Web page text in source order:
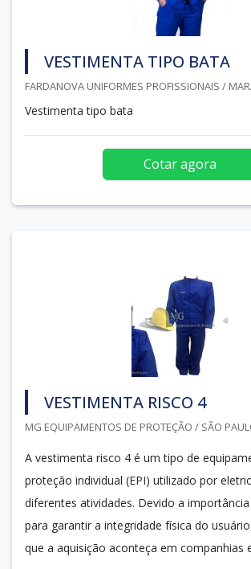
VESTIMENTA TIPO BATA
FARDANOVA UNIFORMES PROFISSIONAIS /
Vestimenta tipo bata
Cotar agora
VESTIMENTA RISCO 4
MG EQUIPAMENTOS DE PROTEÇÃO / SÃO
A vestimenta risco 4 é um tipo de
proteção individual (EPI) utilizado por
diferentes atividades. Devido a
para garantir a integridade física do
que a aquisição aconteça em companhias